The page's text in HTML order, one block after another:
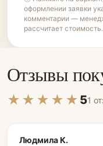
оформлении заявки
комментарии —
рассчитает стоимость.
Отзывы
★★★★★ 51
Людмила К.